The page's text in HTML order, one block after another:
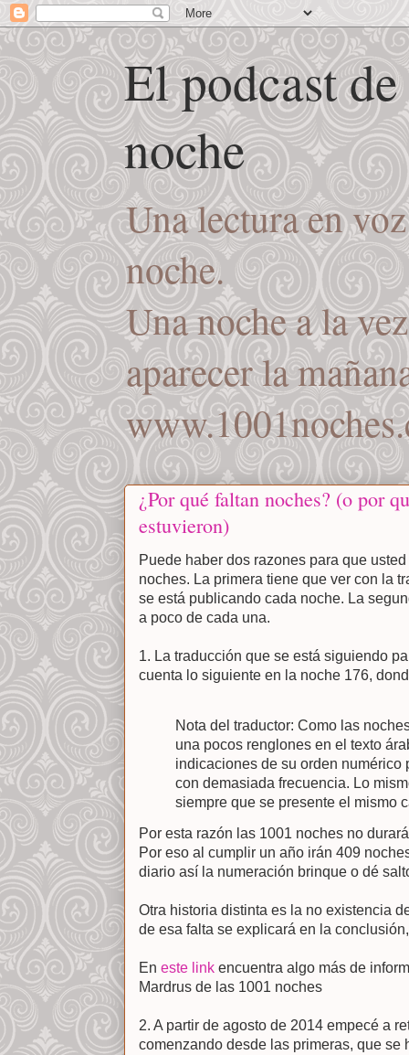
El podcast
noche
Una lectura en
noche.
Una noche a la
aparecer la
¿Por qué faltan noches? (o por
estuvieron)
Puede haber dos razones para que
noches. La primera tiene que ver con la
se está publicando cada noche. La
a poco de cada una.
1. La traducción que se está siguiendo
cuenta lo siguiente en la noche 176,
Nota del traductor: Como las
una pocos renglones en el texto
indicaciones de su orden numérico
con demasiada frecuencia. Lo
siempre que se presente el mismo
Por esta razón las 1001 noches no
Por eso al cumplir un año irán 409
diario así la numeración brinque o dé
Otra historia distinta es la no existencia
de esa falta se explicará en la
En este link encuentra algo más de
Mardrus de las 1001 noches
2. A partir de agosto de 2014 empecé a
comenzando desde las primeras, que se